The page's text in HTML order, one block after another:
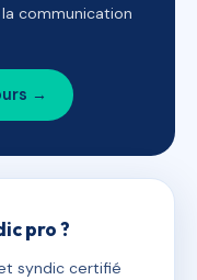
communication
→
pro ?
syndic certifié